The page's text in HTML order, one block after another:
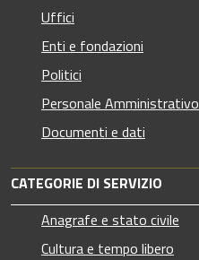
Uffici
Enti e fondazioni
Politici
Personale Amministrativo
Documenti e dati
CATEGORIE DI SERVIZIO
Anagrafe e stato civile
Cultura e tempo libero